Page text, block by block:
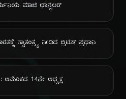
ಮಾಜಿ ಛಾನ್ಸಲರ್
ಸ್ವಾತಂತ್ರ್ಯ ನೀಡಿದ ಬ್ರಿಟಿಷ್ ಪ್ರಧಾನಿ
ಅಮೆರಿಕದ 14ನೇ ಅಧ್ಯಕ್ಷ